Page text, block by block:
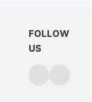
FOLLOW
US